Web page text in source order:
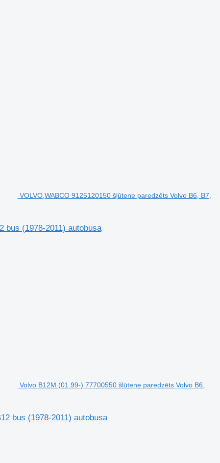
VOLVO,WABCO 9125120150 šļūtene paredzēts Volvo B6, B7,
bus (1978-2011) autobusa
Volvo B12M (01.99-) 77700550 šļūtene paredzēts Volvo B6,
bus (1978-2011) autobusa